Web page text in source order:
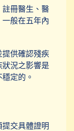
冊醫生、醫
般在五年內
供確認殘疾
況之影響是
定的。
交具體證明